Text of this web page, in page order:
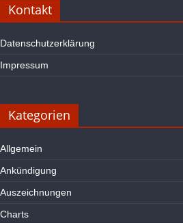
Kontakt
Datenschutzerklärung
Impressum
Kategorien
Allgemein
Ankündigung
Auszeichnungen
Charts